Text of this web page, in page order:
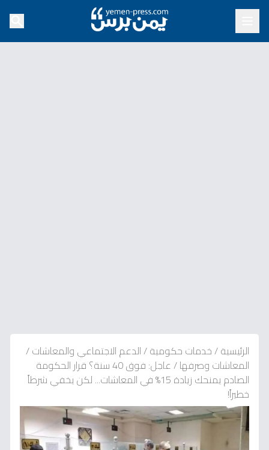
الرئيسية/خدمات حكومية/الدعم الاجتماعي والمعاشات/
المعاشات وصرفها/
عاجل: فوق 40 سنة؟ قرار الحكومة
الصادم يمنحك زيادة 15% في المعاشات... لكن يخفي شرطاً
خطيراً!